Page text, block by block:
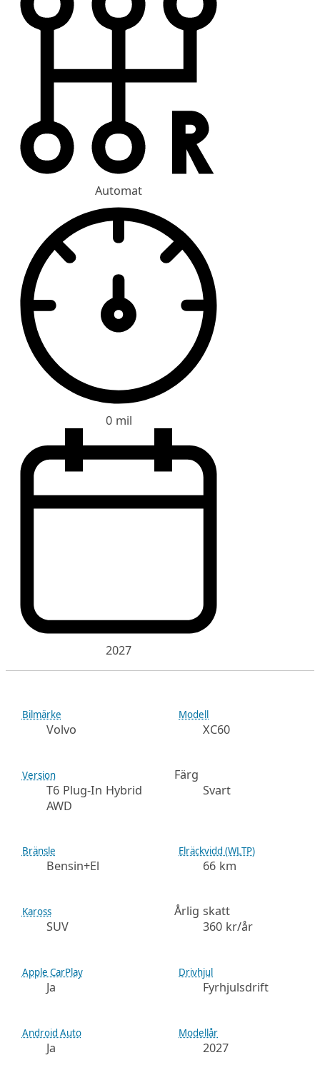
Automat
0 mil
2027
Bilmärke
Volvo
Modell
XC60
Version
T6 Plug-In Hybrid
AWD
Färg
Svart
Bränsle
Bensin+El
Elräckvidd (WLTP)
66 km
Kaross
SUV
Årlig skatt
360 kr/år
Apple CarPlay
Ja
Drivhjul
Fyrhjulsdrift
Android Auto
Ja
Modellår
2027